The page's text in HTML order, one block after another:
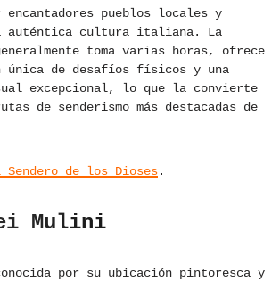
encantadores pueblos locales y
auténtica cultura italiana. La
toma varias horas, ofrece
única de desafíos físicos y una
excepcional, lo que la convierte
de senderismo más destacadas de
de los Dioses.
Mulini
por su ubicación pintoresca y